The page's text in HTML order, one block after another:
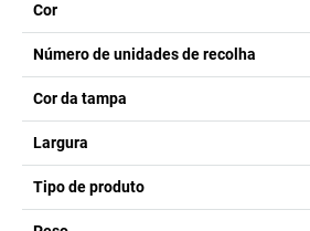
Cor
Número de unidades de recolha
Cor da tampa
Largura
Tipo de produto